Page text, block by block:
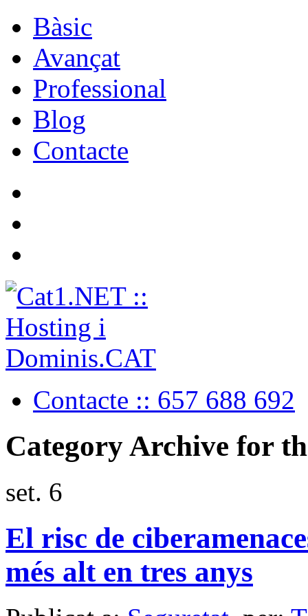
Bàsic
Avançat
Professional
Blog
Contacte
Contacte :: 657 688 692
Category Archive for
set. 6
El risc de
més alt en tres anys